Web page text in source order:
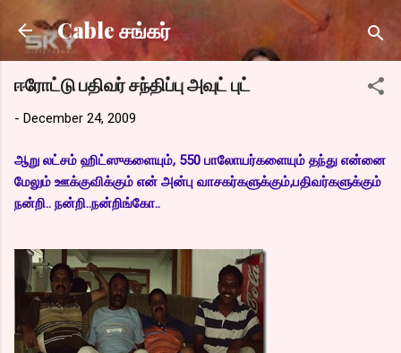
Skip to main content
Cable சங்கர்
ஈரோட்டு பதிவர் சந்திப்பு அவுட் புட்
- December 24, 2009
ஆறு லட்சம் ஹிட்ஸுகளையும், 550 பாலோயர்களையும் தந்து என்னை
மேலும் ஊக்குவிக்கும் என் அன்பு வாசகர்களுக்கும்,பதிவர்களுக்கும்
நன்றி.. நன்றி..நன்றிங்கோ..